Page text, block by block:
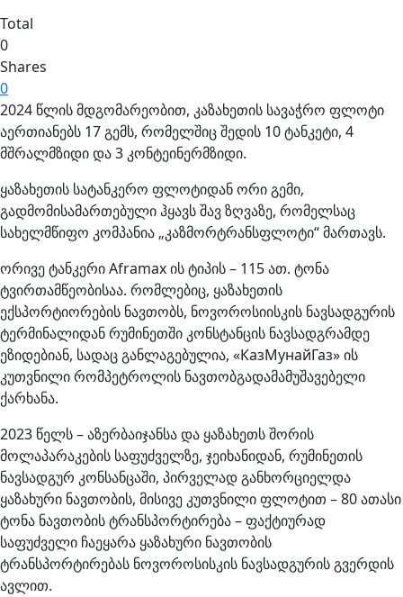
Total
0
Shares
0
2024 წლის მდგომარეობით, კაზახეთის სავაჭრო ფლოტი
აერთიანებს 17 გემს, რომელშიც შედის 10 ტანკეტი, 4
მშრალმზიდი და 3 კონტეინერმზიდი.
ყაზახეთის სატანკერო ფლოტიდან ორი გემი,
გადმომისამართებული ჰყავს შავ ზღვაზე, რომელსაც
სახელმწიფო კომპანია „კაზმორტრანსფლოტი“ მართავს.
ორივე ტანკერი Aframax ის ტიპის – 115 ათ. ტონა
ტვირთამწეობისაა. რომლებიც, ყაზახეთის
ექსპორტიორების ნავთობს, ნოვოროსიისკის ნავსადგურის
ტერმინალიდან რუმინეთში კონსტანცის ნავსადგრამდე
ეზიდებიან, სადაც განლაგებულია, «КазМунайГаз» ის
კუთვნილი რომპეტროლის ნავთობგადამამუშავებელი
ქარხანა.
2023 წელს – აზერბაიჯანსა და ყაზახეთს შორის
მოლაპარაკების საფუძველზე, ჯეიხანიდან, რუმინეთის
ნავსადგურ კონსანცაში, პირველად განხორციელდა
ყაზახური ნავთობის, მისივე კუთვნილი ფლოტით – 80 ათასი
ტონა ნავთობის ტრანსპორტირება – ფაქტიურად
საფუძველი ჩაეყარა ყაზახური ნავთობის
ტრანსპორტირებას ნოვოროსისკის ნავსადგურის გვერდის
ავლით.